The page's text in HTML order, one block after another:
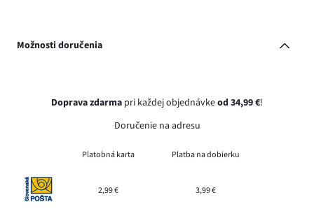
Možnosti doručenia
Doprava zdarma pri každej objednávkeod 34,99 €!
Doručenie na adresu
Platobná karta Platba na dobierku
2,99 € 3,99 €